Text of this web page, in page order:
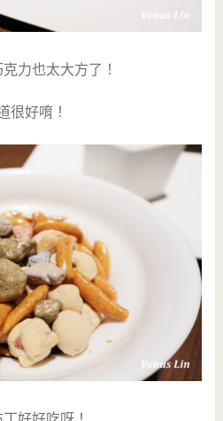
力也太大方了！
很好唷！